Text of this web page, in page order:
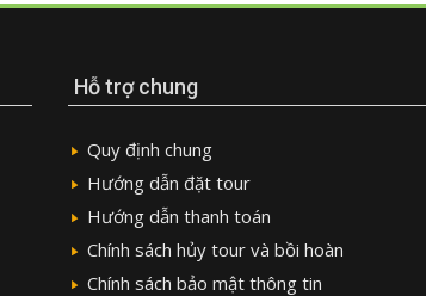
Hỗ trợ chung
Quy định chung
Hướng dẫn đặt tour
Hướng dẫn thanh toán
Chính sách hủy tour và bồi hoàn
Chính sách bảo mật thông tin